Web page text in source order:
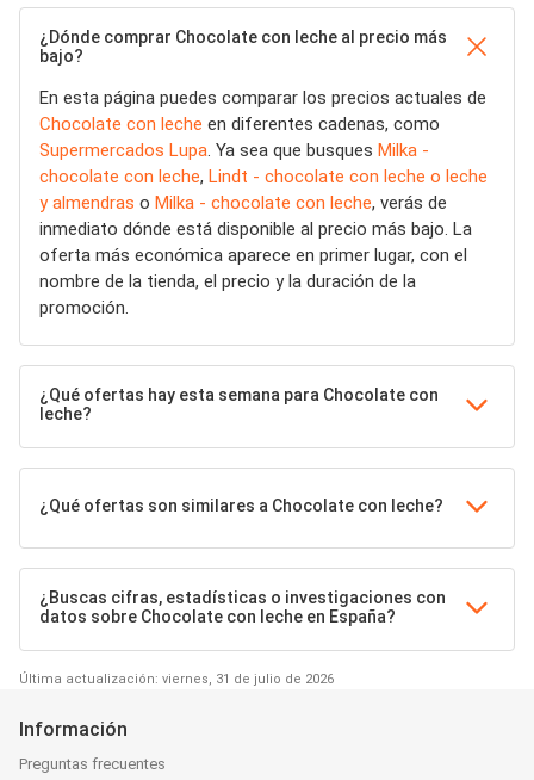
¿Dónde comprar Chocolate con leche al precio más
bajo?
En esta página puedes comparar los precios actuales de
Chocolate con leche en diferentes cadenas, como
Supermercados Lupa. Ya sea que busques Milka -
chocolate con leche, Lindt - chocolate con leche o leche
y almendras o Milka - chocolate con leche, verás de
inmediato dónde está disponible al precio más bajo. La
oferta más económica aparece en primer lugar, con el
nombre de la tienda, el precio y la duración de la
promoción.
¿Qué ofertas hay esta semana para Chocolate con
leche?
¿Qué ofertas son similares a Chocolate con leche?
¿Buscas cifras, estadísticas o investigaciones con
datos sobre Chocolate con leche en España?
Última actualización: viernes, 31 de julio de 2026
Información
Preguntas frecuentes